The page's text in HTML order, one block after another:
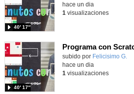
40′ 17″
hace un dia
1 visualizaciones
Contenido educativo.
subido por Felicisimo G.
40′ 17″
hace un dia
1 visualizaciones